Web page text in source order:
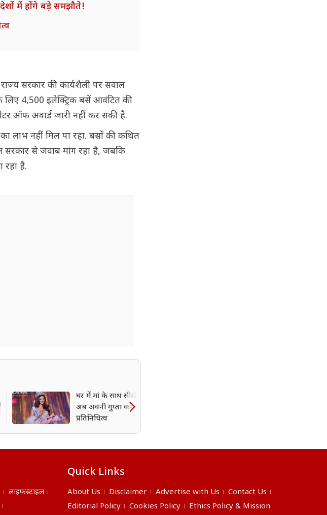
में होंगे बड़े समझौते!
सरकार की कार्यशैली पर सवाल
के लिए 4,500 इलेक्ट्रिक बसें आवंटित की
ऑफ अवार्ड जारी नहीं कर सकी है.
लाभ नहीं मिल पा रहा. बसों की कथित
सरकार से जवाब मांग रहा है, जबकि
रहा है.
घर में मां के साथ सीखी रैंप वॉक,
अब अवनी गुप्ता करेंगी भारत का
प्रतिनिधित्व
लाइफस्टाइल
Quick Links
About Us Disclaimer Advertise with Us
Contact Us
Editorial Policy
Cookies Policy Ethics Policy & Mission